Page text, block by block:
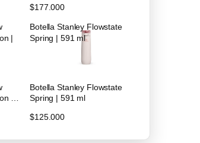
$177.000
|
|
Botella Stanley Flowstate
Spring | 591 ml
Botella Stanley Flowstate
Spring | 591 ml
$125.000